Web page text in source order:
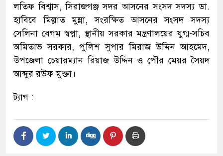
লতিফ বিশ্বাস, সিরাজগঞ্জ সদর আসনের সংসদ সদস্য ডা.
হাবিবে মিল্লাত মুন্না, সংরক্ষিত আসনের সংসদ সদস্য
সেলিনা বেগম স্বপ্না, স্থানীয় সরকার মন্ত্রণালয়ের যুগ্ম-সচিব
অমিতাভ সরকার, পুলিশ সুপার মিরাজ উদ্দিন আহমেদ,
উপজেলা চেয়ারম্যান রিয়াজ উদ্দিন ও পৌর মেয়র সৈয়দ
আব্দুর রউফ মুক্তা।
ট্যাগ :